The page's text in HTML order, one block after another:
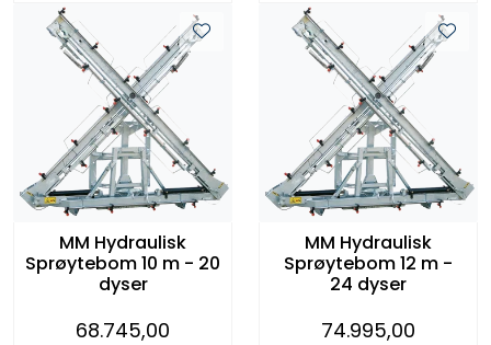
MM Hydraulisk
Sprøytebom 10 m - 20
dyser
68.745,00
MM Hydraulisk
Sprøytebom 12 m -
24 dyser
74.995,00